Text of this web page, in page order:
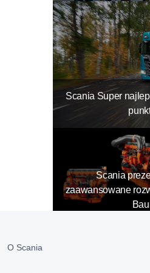
Scania Super
Scania
zaawansowane
O Scania